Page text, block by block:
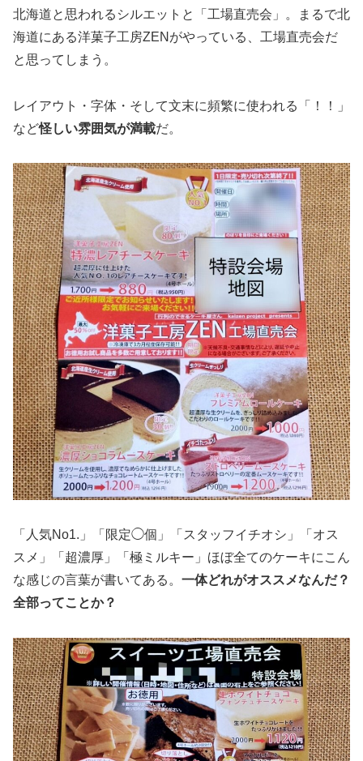
北海道と思われるシルエットと「工場直売会」。まるで北
海道にある洋菓子工房ZENがやっている、工場直売会だ
と思ってしまう。
レイアウト・字体・そして文末に頻繁に使われる「！！」
など怪しい雰囲気が満載だ。
「人気No1.」「限定◯個」「スタッフイチオシ」「オス
スメ」「超濃厚」「極ミルキー」ほぼ全てのケーキにこん
な感じの言葉が書いてある。 一体どれがオススメなんだ？
全部ってことか？